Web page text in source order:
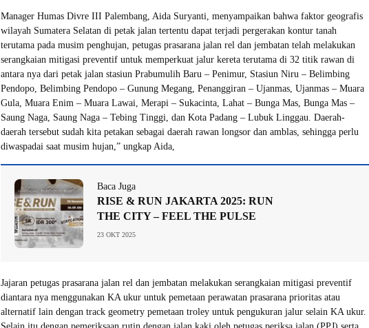
Manager Humas Divre III Palembang, Aida Suryanti, menyampaikan bahwa faktor geografis
wilayah Sumatera Selatan di petak jalan tertentu dapat terjadi pergerakan kontur tanah
terutama pada musim penghujan, petugas prasarana jalan rel dan jembatan telah melakukan
serangkaian mitigasi preventif untuk memperkuat jalur kereta terutama di 32 titik rawan di
antara nya dari petak jalan stasiun Prabumulih Baru – Penimur, Stasiun Niru – Belimbing
Pendopo, Belimbing Pendopo – Gunung Megang, Penanggiran – Ujanmas, Ujanmas – Muara
Gula, Muara Enim – Muara Lawai, Merapi – Sukacinta, Lahat – Bunga Mas, Bunga Mas –
Saung Naga, Saung Naga – Tebing Tinggi, dan Kota Padang – Lubuk Linggau. Daerah-
daerah tersebut sudah kita petakan sebagai daerah rawan longsor dan amblas, sehingga perlu
diwaspadai saat musim hujan,” ungkap Aida,
Baca Juga
RISE & RUN JAKARTA 2025: RUN
THE CITY – FEEL THE PULSE
23 OKT 2025
Jajaran petugas prasarana jalan rel dan jembatan melakukan serangkaian mitigasi preventif
diantara nya menggunakan KA ukur untuk pemetaan perawatan prasarana prioritas atau
alternatif lain dengan track geometry pemetaan troley untuk pengukuran jalur selain KA ukur.